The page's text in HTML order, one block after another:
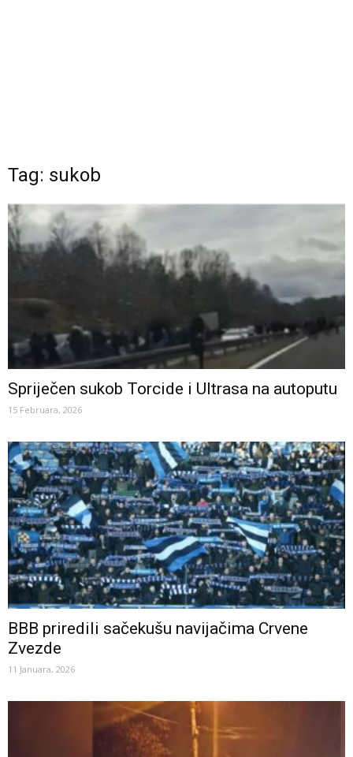
Tag: sukob
Spriječen sukob Torcide i Ultrasa na autoputu
15 Februara, 2026
BBB priredili sačekušu navijačima Crvene
Zvezde
11 Januara, 2026